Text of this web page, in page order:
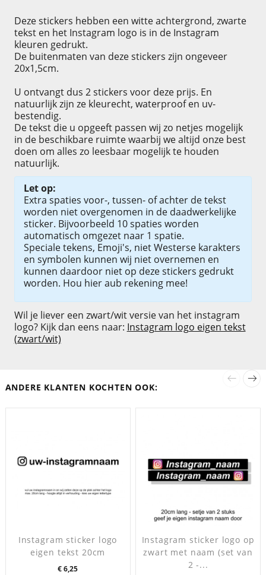
Deze stickers hebben een witte achtergrond, zwarte
tekst en het Instagram logo is in de Instagram
kleuren gedrukt.
De buitenmaten van deze stickers zijn ongeveer
20x1,5cm.
U ontvangt dus 2 stickers voor deze prijs. En
natuurlijk zijn ze kleurecht, waterproof en uv-
bestendig.
De tekst die u opgeeft passen wij zo netjes mogelijk
in de beschikbare ruimte waarbij we altijd onze best
doen om alles zo leesbaar mogelijk te houden
natuurlijk.
Let op:
Extra spaties voor-, tussen- of achter de tekst
worden niet overgenomen in de daadwerkelijke
sticker. Bijvoorbeeld 10 spaties worden
automatisch omgezet naar 1 spatie.
Speciale tekens, Emoji's, niet Westerse karakters
en symbolen kunnen wij niet overnemen en
kunnen daardoor niet op deze stickers gedrukt
worden. Hou hier aub rekening mee!
Wil je liever een zwart/wit versie van het instagram
logo? Kijk dan eens naar: Instagram logo eigen tekst
(zwart/wit)
ANDERE KLANTEN KOCHTEN OOK:
Instagram sticker logo
eigen tekst 20cm
Prijs
€ 6,25
Instagram sticker logo op
zwart met naam (set van
2 -...